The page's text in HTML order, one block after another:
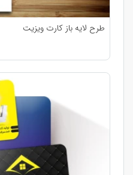
طرح لایه باز کارت ویزیت